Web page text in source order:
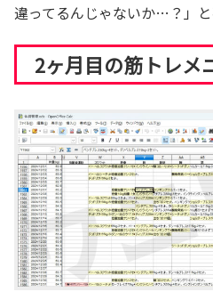
違ってるんじゃないか…？」と
2ヶ月目の筋トレメ